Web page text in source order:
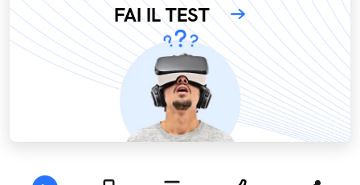
FAI IL TEST